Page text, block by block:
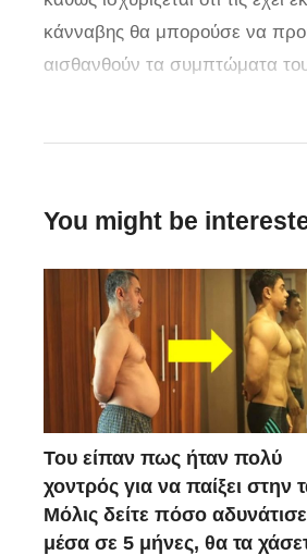
κάνναβης θα μπορούσε να
αισθανθούν τα συμπτώματα
You might be
Του είπαν πως ήταν πολύ
χοντρός για να παίξει στην
Μόλις δείτε πόσο αδυνάτισε
μέσα σε 5 μήνες, θα τα